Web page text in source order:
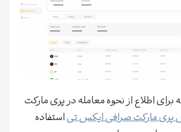
برای اطلاع از نحوه معامله در پری مارکت
پری مارکت صرافی ایکس تیاستفاده